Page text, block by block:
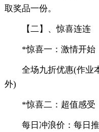
取奖品一份。
【二】、惊喜连连
*惊喜一：激情开始
全场九折优惠(作业
外)
*惊喜二：超值感受
每日冲浪价：每日